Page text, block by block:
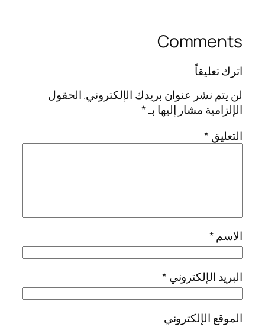
Comments
اترك تعليقاً
لن يتم نشر عنوان بريدك الإلكتروني.الحقول
الإلزامية مشار إليها بـ*
التعليق *
الاسم*
البريد الإلكتروني *
الموقع الإلكتروني